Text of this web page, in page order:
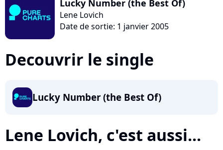
Lucky Number (the Best Of)
Lene Lovich
Date de sortie: 1 janvier 2005
Decouvrir le single
Lucky Number (the Best Of)
Lene Lovich, c'est aussi...